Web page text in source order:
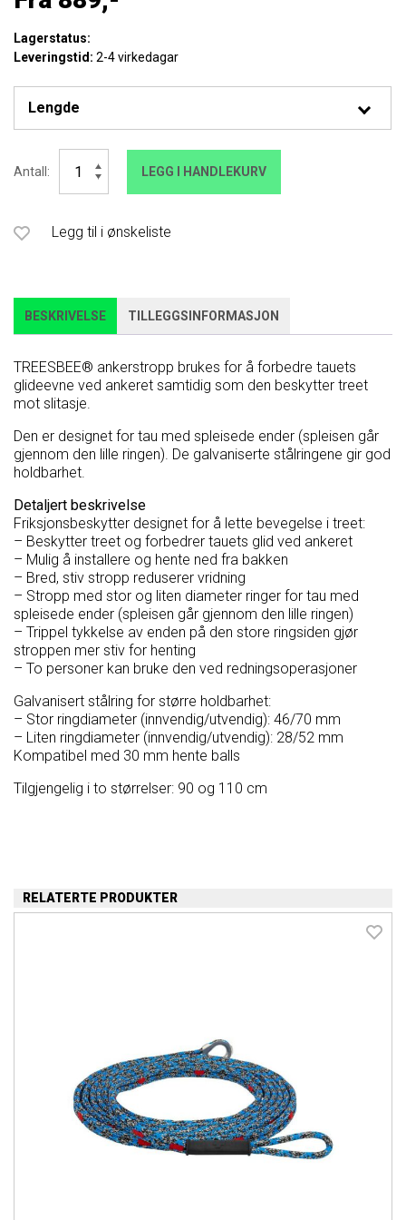
Lagerstatus:
Leveringstid: 2-4 virkedagar
Antall:
TREESBEE
antall
LEGG I HANDLEKURV
Legg til i ønskeliste
BESKRIVELSE TILLEGGSINFORMASJON
TREESBEE® ankerstropp brukes for å forbedre tauets
glideevne ved ankeret samtidig som den beskytter treet
mot slitasje.
Den er designet for tau med spleisede ender (spleisen går
gjennom den lille ringen). De galvaniserte stålringene gir god
holdbarhet.
Detaljert beskrivelse
Friksjonsbeskytter designet for å lette bevegelse i treet:
– Beskytter treet og forbedrer tauets glid ved ankeret
– Mulig å installere og hente ned fra bakken
– Bred, stiv stropp reduserer vridning
– Stropp med stor og liten diameter ringer for tau med
spleisede ender (spleisen går gjennom den lille ringen)
– Trippel tykkelse av enden på den store ringsiden gjør
stroppen mer stiv for henting
– To personer kan bruke den ved redningsoperasjoner
Galvanisert stålring for større holdbarhet:
– Stor ringdiameter (innvendig/utvendig): 46/70 mm
– Liten ringdiameter (innvendig/utvendig): 28/52 mm
Kompatibel med 30 mm hente balls
Tilgjengelig i to størrelser: 90 og 110 cm
RELATERTE PRODUKTER